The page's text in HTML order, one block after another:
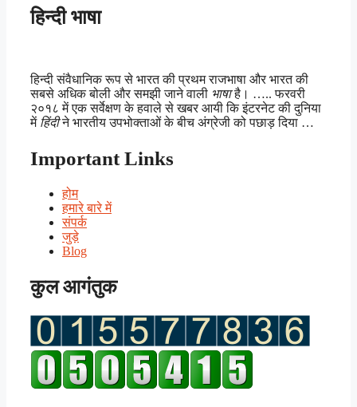
हिन्दी भाषा
हिन्दी संवैधानिक रूप से भारत की प्रथम राजभाषा और भारत की
सबसे अधिक बोली और समझी जाने वाली भाषाहै। ….. फरवरी
२०१८ में एक सर्वेक्षण के हवाले से खबर आयी कि इंटरनेट की दुनिया
में हिंदीने भारतीय उपभोक्ताओं के बीच अंग्रेजी को पछाड़ दिया …
Important Links
होम
हमारे बारे में
संपर्क
जुड़े
Blog
कुल आगंतुक